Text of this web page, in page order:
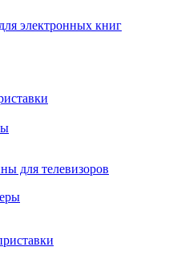
электронных книг
для телевизоров